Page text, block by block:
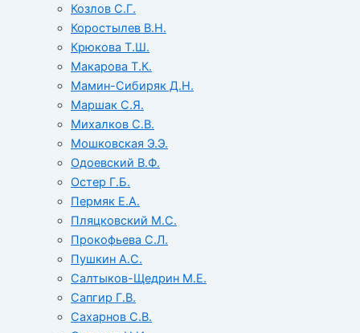
Козлов С.Г.
Коростылев В.Н.
Крюкова Т.Ш.
Макарова Т.К.
Мамин-Сибиряк Д.Н.
Маршак С.Я.
Михалков С.В.
Мошковская Э.Э.
Одоевский В.Ф.
Остер Г.Б.
Пермяк Е.А.
Пляцковский М.С.
Прокофьева С.Л.
Пушкин А.С.
Салтыков-Щедрин М.Е.
Сапгир Г.В.
Сахарнов С.В.